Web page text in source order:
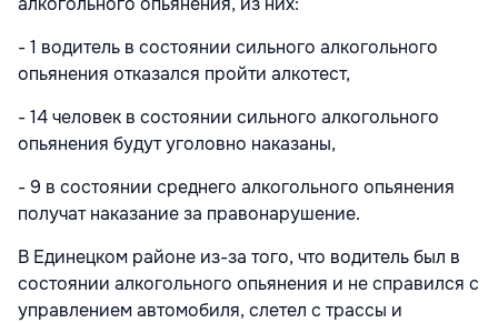
- 1 водитель в состоянии сильного алкогольного
опьянения отказался пройти алкотест,
- 14 человек в состоянии сильного алкогольного
опьянения будут уголовно наказаны,
- 9 в состоянии среднего алкогольного опьянения
получат наказание за правонарушение.
В Единецком районе из-за того, что водитель был в
состоянии алкогольного опьянения и не справился с
управлением автомобиля, слетел с трассы и